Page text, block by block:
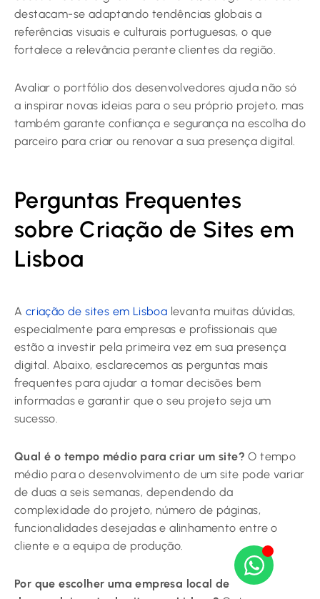
destacam-se adaptando tendências globais a
referências visuais e culturais portuguesas, o que
fortalece a relevância perante clientes da região.
Avaliar o portfólio dos desenvolvedores ajuda não só
a inspirar novas ideias para o seu próprio projeto, mas
também garante confiança e segurança na escolha do
parceiro para criar ou renovar a sua presença digital.
Perguntas Frequentes
sobre Criação de Sites em
Lisboa
A criação de sites em Lisboa levanta muitas dúvidas,
especialmente para empresas e profissionais que
estão a investir pela primeira vez em sua presença
digital. Abaixo, esclarecemos as perguntas mais
frequentes para ajudar a tomar decisões bem
informadas e garantir que o seu projeto seja um
sucesso.
Qual é o tempo médio para criar um site? O tempo
médio para o desenvolvimento de um site pode variar
de duas a seis semanas, dependendo da
complexidade do projeto, número de páginas,
funcionalidades desejadas e alinhamento entre o
cliente e a equipa de produção.
Por que escolher uma empresa local de